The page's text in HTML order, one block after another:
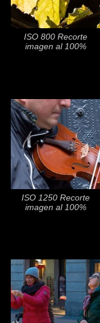
ISO 800 Recorte
imagen al 100%
ISO 1250 Recorte
imagen al 100%